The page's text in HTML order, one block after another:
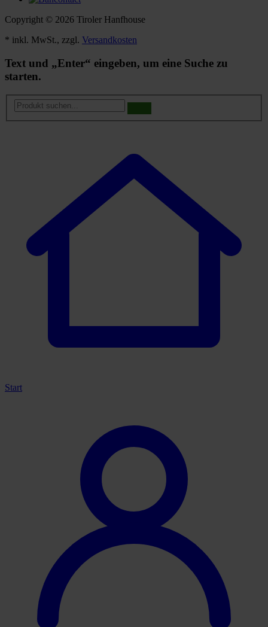
Copyright © 2026 Tiroler Hanfhouse
* inkl. MwSt., zzgl. Versandkosten
Text und „Enter“ eingeben, um eine Suche zu
starten.
Produkt
suchen...
Start